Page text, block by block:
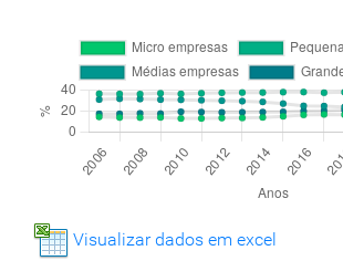
Visualizar dados em excel